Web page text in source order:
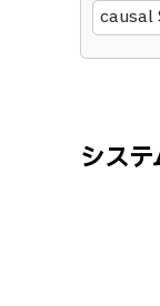
causal
シス